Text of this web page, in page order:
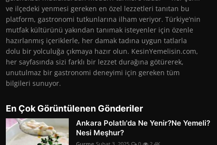
ve ilçedeki yenmesi gereken en özel lezzetleri tanıtan bu
platform, gastronomi tutkunlarına ilham veriyor. Türkiye’nin
mutfak kültürünü yakından tanımak isteyenler için özenle
hazırlanmış içeriklerle, her damak tadına uygun tatlarla
dolu bir yolculuğa çıkmaya hazır olun. KesinYemelisin.com,
her sayfasında sizi farklı bir lezzet durağına götürerek,
unutulmaz bir gastronomi deneyimi için gereken tüm
bilgileri sunuyor.
En Çok Görüntülenen Gönderiler
Ankara Polatlı'da Ne Yenir?Ne Yemeli?
Nesi Meşhur?